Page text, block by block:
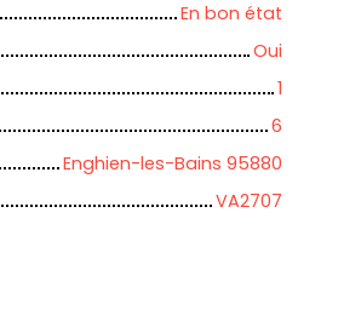
En bon état
Oui
1
6
Enghien-les-Bains 95880
VA2707